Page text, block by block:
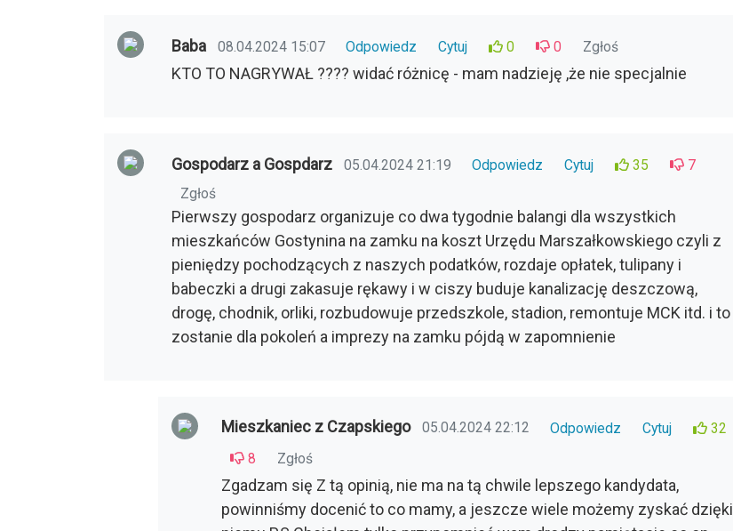
Baba 08.04.2024 15:07 Odpowiedz Cytuj 0 0 Zgłoś
KTO TO NAGRYWAŁ ???? widać różnicę - mam nadzieję ,że nie specjalnie
Gospodarz a Gospdarz 05.04.2024 21:19 Odpowiedz Cytuj 35
7
Zgłoś
Pierwszy gospodarz organizuje co dwa tygodnie balangi dla wszystkich
mieszkańców Gostynina na zamku na koszt Urzędu Marszałkowskiego czyli z
pieniędzy pochodzących z naszych podatków, rozdaje opłatek, tulipany i
babeczki a drugi zakasuje rękawy i w ciszy buduje kanalizację deszczową,
drogę, chodnik, orliki, rozbudowuje przedszkole, stadion, remontuje MCK itd. i to
zostanie dla pokoleń a imprezy na zamku pójdą w zapomnienie
Mieszkaniec z Czapskiego 05.04.2024 22:12 Odpowiedz Cytuj
32
8
Zgłoś
Zgadzam się Z tą opinią, nie ma na tą chwile lepszego kandydata,
powinniśmy docenić to co mamy, a jeszcze wiele możemy zyskać dzięki